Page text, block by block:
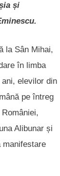
și
la Sân Mihai,
în limba
elevilor din
pe întreg
Alibunar și
manifestare